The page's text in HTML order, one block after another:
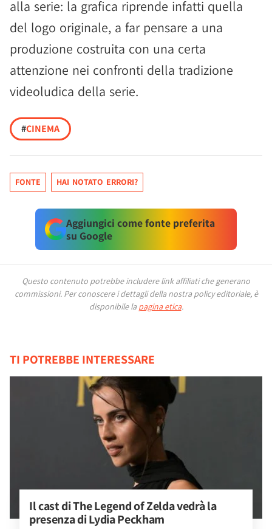
alla serie: la grafica riprende infatti quella
del logo originale, a far pensare a una
produzione costruita con una certa
attenzione nei confronti della tradizione
videoludica della serie.
#CINEMA
FONTE HAI NOTATO ERRORI?
Aggiungici come fonte preferita
su Google
Questo contenuto potrebbe includere link affiliati che generano
commissioni. Per conoscere i dettagli della nostra policy editoriale, è
disponibile la pagina etica.
TI POTREBBE INTERESSARE
Il cast di The Legend of Zelda vedrà la
presenza di Lydia Peckham